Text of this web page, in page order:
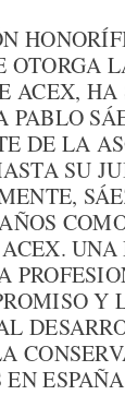
OTORGA
ACEX, HA
PABLO
DE LA
SU
Y